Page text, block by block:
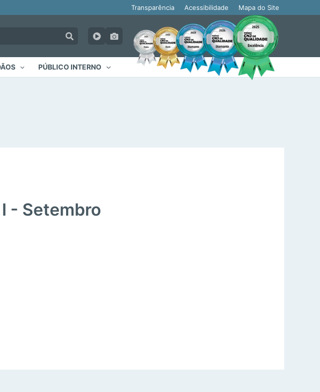
Transparência Acessibilidade Mapa do Site
PÚBLICO INTERNO
- Setembro